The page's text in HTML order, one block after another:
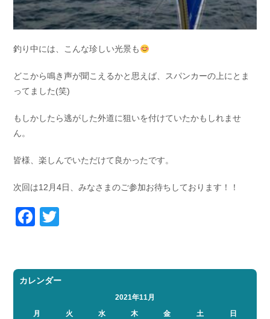
釣り中には、こんな珍しい光景も
どこから鳴き声が聞こえるかと思えば、スパンカーの上にとま
ってました(笑)
もしかしたら逃がした外道に狙いを付けていたかもしれませ
ん。
皆様、楽しんでいただけて良かったです。
次回は12月4日、みなさまのご参加お待ちしております！！
Facebook
カレンダー
2021年11月
月
火 水 木 金 土
日